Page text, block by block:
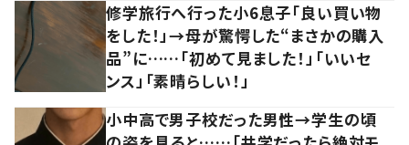
修学旅行へ行った小6息子「良い買い物
をした！」→母が驚愕した“まさかの購入
品”に……「初めて見ました！」「いいセ
ンス」「素晴らしい！」
小中高で男子校だった男性→学生の頃